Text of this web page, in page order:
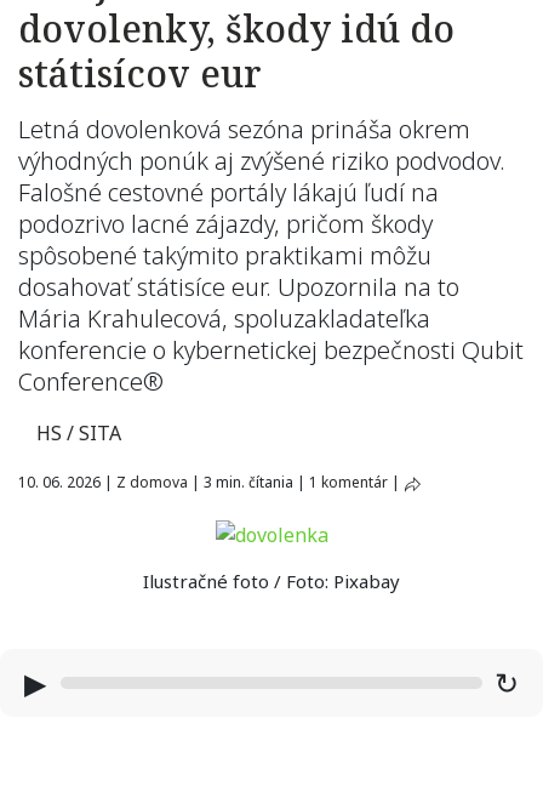
dovolenky, škody idú do
státisícov eur
Letná dovolenková sezóna prináša okrem
výhodných ponúk aj zvýšené riziko podvodov.
Falošné cestovné portály lákajú ľudí na
podozrivo lacné zájazdy, pričom škody
spôsobené takýmito praktikami môžu
dosahovať státisíce eur. Upozornila na to
Mária Krahulecová, spoluzakladateľka
konferencie o kybernetickej bezpečnosti Qubit
Conference®
HS / SITA
10. 06. 2026 | Z domova | 3 min. čítania | 1 komentár |
Ilustračné foto / Foto: Pixabay
▶ ↻